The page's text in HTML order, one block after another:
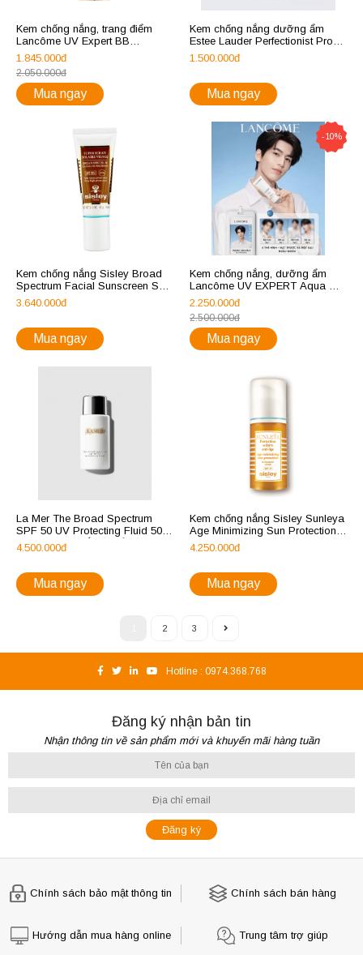
Kem chống nắng, trang điểm
Lancôme UV Expert BB
Complete 2 SPF 50+ PA++++
1.845.000đ
2.050.000đ
Mua ngay
Kem chống nắng dưỡng ẩm
Estee Lauder Perfectionist Pro
Multi-Defense UV Fluid SPF 45
with 8 Anti-Oxidants
1.500.000đ
Mua ngay
Kem chống nắng Sisley Broad
Spectrum Facial Sunscreen SPF
50+
3.640.000đ
Mua ngay
-10%
Kem chống nắng, dưỡng ẩm
Lancôme UV EXPERT Aqua Gel
SPF 50 PA++++
2.250.000đ
2.500.000đ
Mua ngay
La Mer The Broad Spectrum
SPF 50 UV Protecting Fluid 50ml
- Kem chống nắng phổ rộng
4.500.000đ
Mua ngay
Kem chống nắng Sisley Sunleya
Age Minimizing Sun Protection
SPF 15
4.250.000đ
Mua ngay
2 3
Hotline : 0974.368.768
Đăng ký nhận bản tin
Nhận thông tin về sản phẩm mới và khuyến mãi hàng tuần
Chính sách bảo mật thông tin Chính sách bán hàng
Hướng dẫn mua hàng online Trung tâm trợ giúp